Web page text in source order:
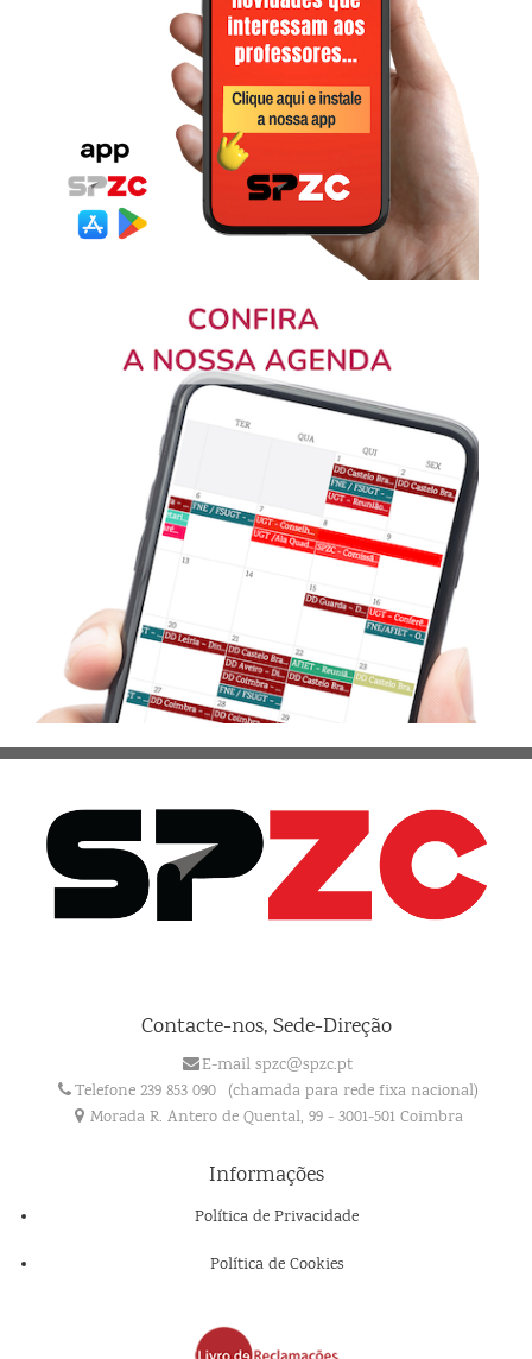
Contacte-nos, Sede-Direção
E-mail spzc@spzc.pt
Telefone 239 853 090 (chamada para rede fixa nacional)
Morada R. Antero de Quental, 99 - 3001-501 Coimbra
Informações
Política de Privacidade
Política de Cookies